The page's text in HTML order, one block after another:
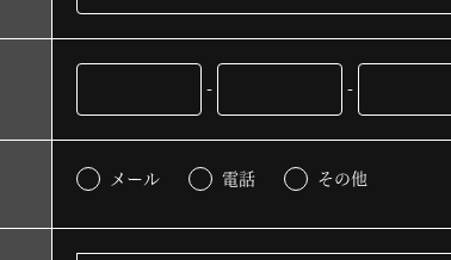
- -
メール 電話 その他